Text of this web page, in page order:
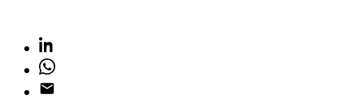
Linkedin
Whatsapp
Email